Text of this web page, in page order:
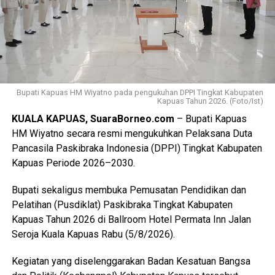
diberangkatkan menuju Bumi Perkemahan dan Graha
Wisata (Buperta) Cibubur Jakarta, untuk mengikuti agenda
Jamnas pada 13–23 Agustus 2026.
“Mereka akan bergabung dengan Pramuka Penggalang se-
Indonesia menurut informasi juga hadir Pramuka se-Asia
Tenggara. Ini merupakan hal positif bagi perkembangan
anak-anak terutama duta Pramuka Kabupaten Kapuas,”
ujarnya. (Ujg/SB)
Views: 6
Bagikan ke
WhatsApp 0 Facebook 0
Messenger 0 Twitter/X
Bupati Kapuas HM Wiyatno pada pengukuhan DPPI Tingkat Kabupaten
Kapuas Tahun 2026. (Foto/Ist)
KUALA KAPUAS, SuaraBorneo.com – Bupati Kapuas
HM Wiyatno secara resmi mengukuhkan Pelaksana Duta
Pancasila Paskibraka Indonesia (DPPI) Tingkat Kabupaten
Kapuas Periode 2026–2030.
Bupati sekaligus membuka Pemusatan Pendidikan dan
Pelatihan (Pusdiklat) Paskibraka Tingkat Kabupaten
Kapuas Tahun 2026 di Ballroom Hotel Permata Inn Jalan
Seroja Kuala Kapuas Rabu (5/8/2026).
Kegiatan yang diselenggarakan Badan Kesatuan Bangsa